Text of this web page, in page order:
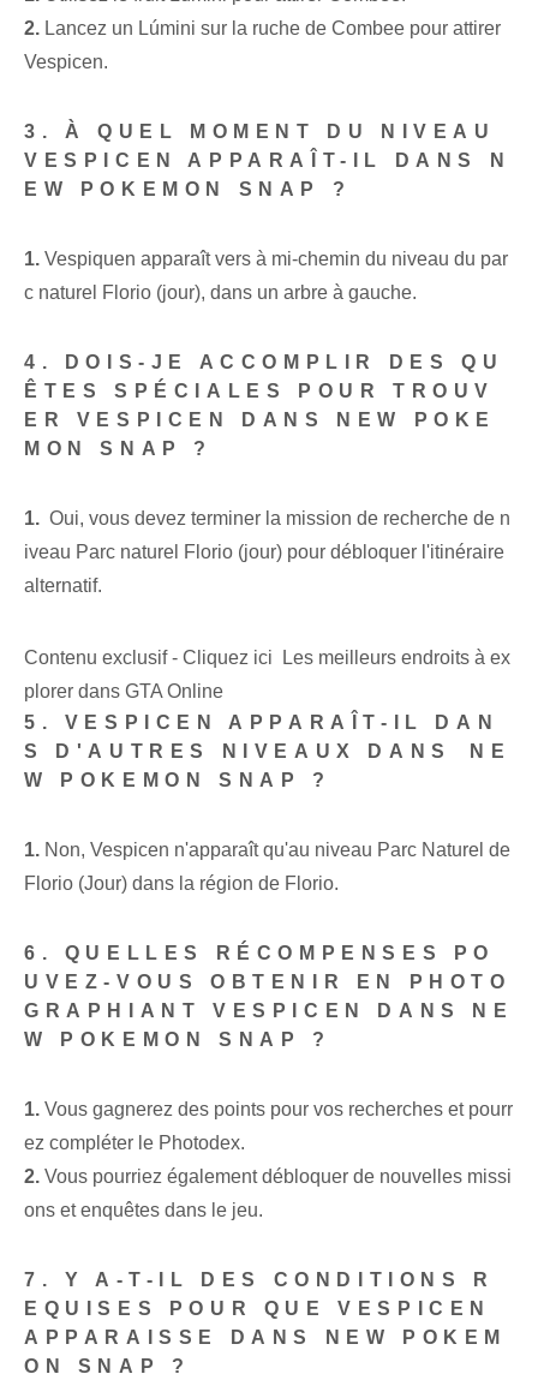
2. Lancez un Lúmini sur la ruche de Combee pour attirer
Vespicen.
3. À QUEL MOMENT DU NIVEAU
VESPICEN APPARAÎT-IL DANS N
EW‌ POKEMON SNAP ?
1. Vespiquen⁢ apparaît vers ⁣à mi-chemin du niveau du par
c naturel⁤ Florio⁢ (jour), dans ⁢un arbre à gauche.
4. DOIS-JE ACCOMPLIR DES QU
ÊTES SPÉCIALES POUR TROUV
ER VESPICEN DANS NEW POKE
MON SNAP ?
1. ‍ Oui, vous devez terminer la mission de recherche de n
iveau Parc naturel Florio (jour) pour débloquer l'itinéraire
alternatif.
Contenu exclusif - Cliquez ici Les meilleurs endroits à ex
plorer dans GTA Online
5. VESPICEN APPARAÎT-IL DAN
S D'AUTRES NIVEAUX DANS ⁢NE
W​ POKEMON SNAP ?
1. Non, Vespicen n'apparaît qu'au niveau Parc Naturel de
Florio (Jour) dans la région de Florio.
6. QUELLES RÉCOMPENSES PO
UVEZ-VOUS OBTENIR EN PHOTO
GRAPHIANT VESPICEN DANS NE
W POKEMON SNAP ?
1. Vous gagnerez des points pour vos recherches et pourr
ez compléter le Photodex.
2. Vous pourriez également débloquer de nouvelles missi
ons et enquêtes dans le jeu.
7. Y A-T-IL DES CONDITIONS R
EQUISES POUR QUE VESPICEN
APPARAISSE DANS NEW POKEM
ON SNAP ?